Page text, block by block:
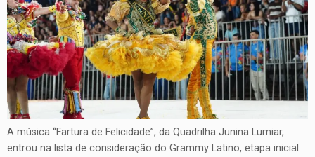
A música “Fartura de Felicidade”, da Quadrilha Junina Lumiar,
entrou na lista de consideração do Grammy Latino, etapa inicial